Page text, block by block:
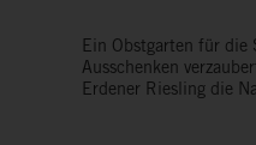
Ein Obstgarten für die
Ausschenken
Erdener Riesling die